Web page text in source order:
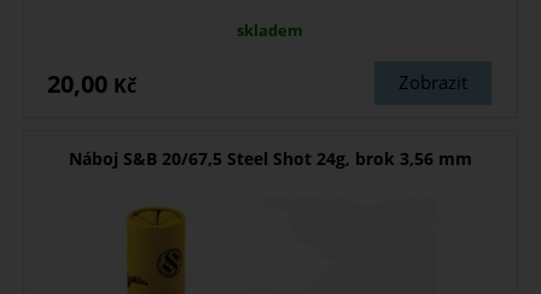
skladem
Zobrazit
20,00 Kč
Náboj S&B 20/67,5 Steel Shot 24g, brok 3,56 mm